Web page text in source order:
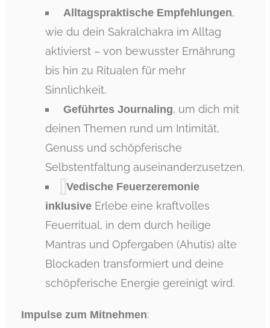
Alltagspraktische Empfehlungen,
wie du dein Sakralchakra im Alltag
aktivierst – von bewusster Ernährung
bis hin zu Ritualen für mehr
Sinnlichkeit.
Geführtes Journaling, um dich mit
deinen Themen rund um Intimität,
Genuss und schöpferische
Selbstentfaltung auseinanderzusetzen.
Vedische Feuerzeremonie
inklusive Erlebe eine kraftvolles
Feuerritual, in dem durch heilige
Mantras und Opfergaben (Ahutis) alte
Blockaden transformiert und deine
schöpferische Energie gereinigt wird.
Impulse zum Mitnehmen: